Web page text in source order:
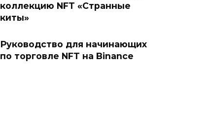
коллекцию NFT «Странные
киты»
Руководство для начинающих
по торговле NFT на Binance